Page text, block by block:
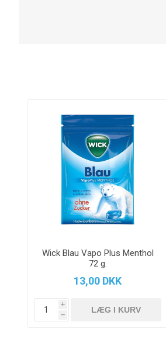
Wick Blau Vapo Plus Menthol
72 g.
13,00 DKK
i
h